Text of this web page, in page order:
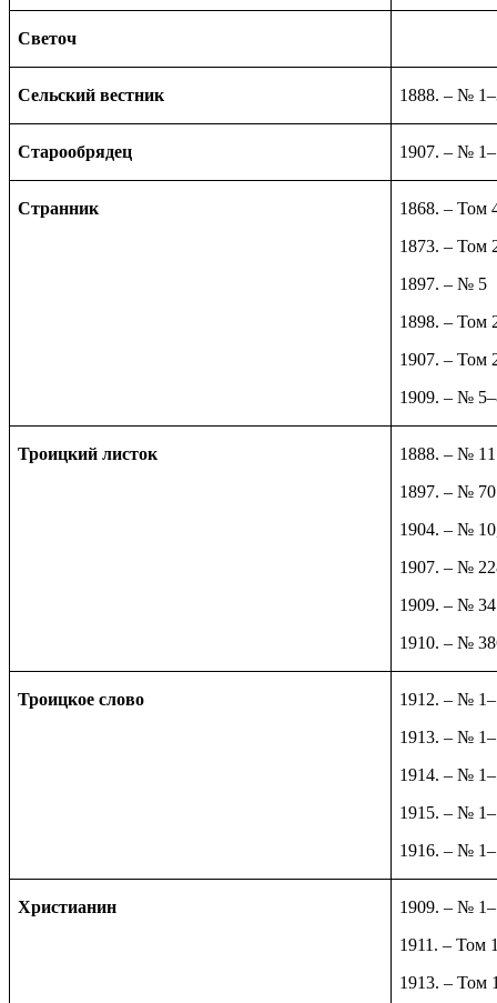
Светоч
Сельский вестник 1888. – №
Старообрядец 1907. – №
Странник
1868. – Том
1873. – Том
1897. – № 5
1898. – Том
1907. – Том
1909. – №
Троицкий листок
1888. – № 11
1897. – №
1904. – №
1907. – №
1909. – № 34
1910. – №
Троицкое слово
1912. – №
1913. – №
1914. – №
1915. – №
1916. – №
Христианин
1909. – №
1911. – Том
1913. – Том